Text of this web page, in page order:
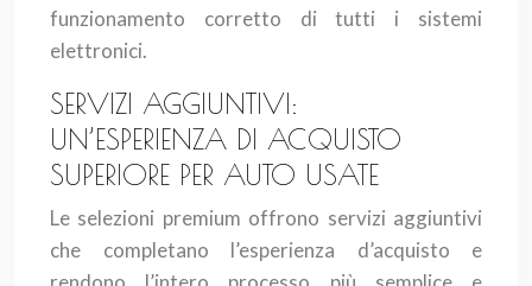
funzionamento corretto di tutti i sistemi
elettronici.
SERVIZI AGGIUNTIVI:
UN’ESPERIENZA DI ACQUISTO
SUPERIORE PER AUTO USATE
Le selezioni premium offrono servizi aggiuntivi
che completano l’esperienza d’acquisto e